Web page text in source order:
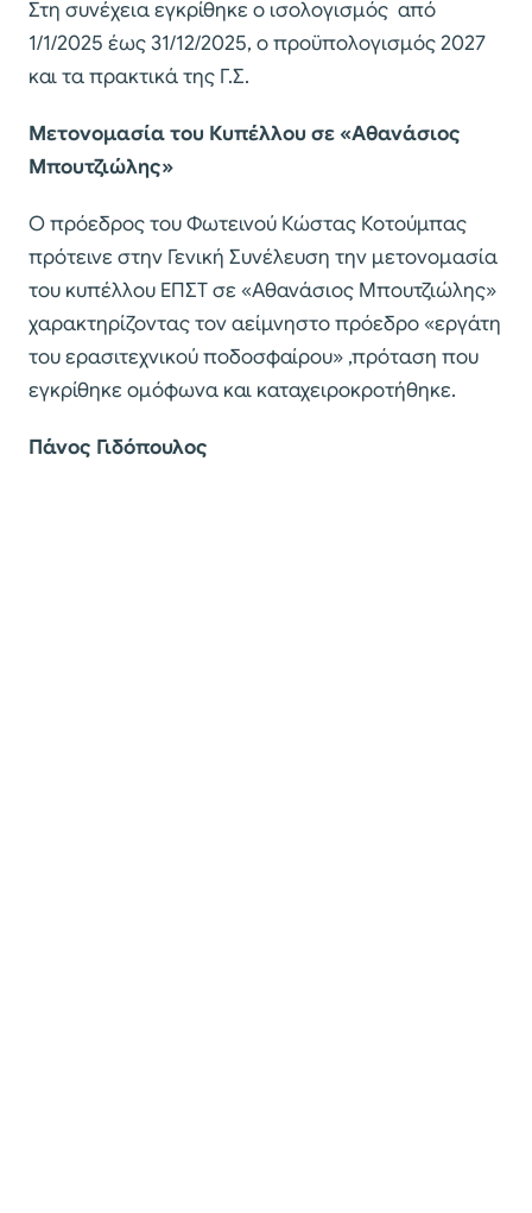
Στη συνέχεια εγκρίθηκε ο ισολογισμός από
1/1/2025 έως 31/12/2025, ο προϋπολογισμός 2027
και τα πρακτικά της Γ.Σ.
Μετονομασία του Κυπέλλου σε «Αθανάσιος
Μπουτζιώλης»
Ο πρόεδρος του Φωτεινού Κώστας Κοτούμπας
πρότεινε στην Γενική Συνέλευση την μετονομασία
του κυπέλλου ΕΠΣΤ σε «Αθανάσιος Μπουτζιώλης»
χαρακτηρίζοντας τον αείμνηστο πρόεδρο «εργάτη
του ερασιτεχνικού ποδοσφαίρου» ,πρόταση που
εγκρίθηκε ομόφωνα και καταχειροκροτήθηκε.
Πάνος Γιδόπουλος